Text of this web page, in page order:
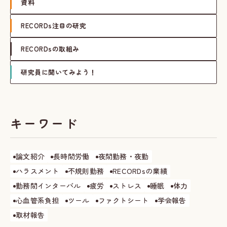
資料
RECORDs注目の研究
RECORDsの取組み
研究員に聞いてみよう！
キーワード
論文紹介 長時間労働
夜間勤務・夜勤
ハラスメント
不規則勤務
RECORDsの業績
勤務間インターバル
疲労 ストレス 睡眠
体力
心血管系負担
ツール ファクトシート
学会報告
取材報告